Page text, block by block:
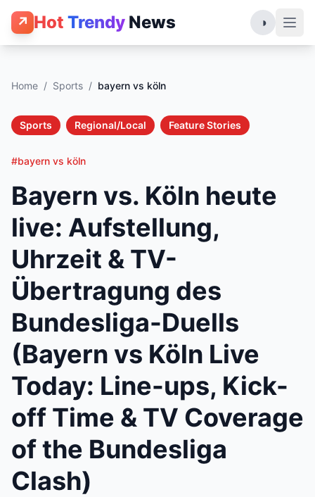
↗ Hot Trendy News ◑
Home / Sports / bayern vs köln
Sports Regional/Local Feature Stories
#bayern vs köln
Bayern vs. Köln heute
live: Aufstellung,
Uhrzeit & TV-
Übertragung des
Bundesliga-Duells
(Bayern vs Köln Live
Today: Line-ups, Kick-
off Time & TV Coverage
of the Bundesliga
Clash)